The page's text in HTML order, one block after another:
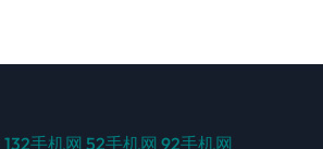
132手机网 52手机网 92手机网